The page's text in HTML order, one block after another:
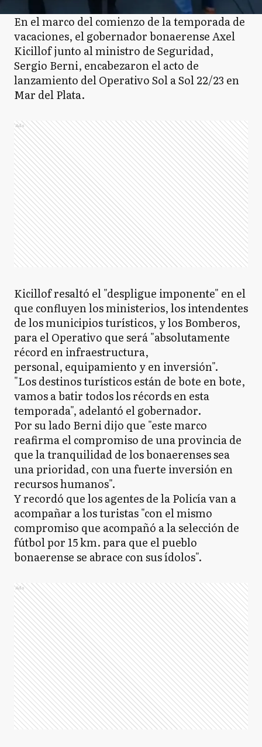
En el marco del comienzo de la temporada de
vacaciones, el gobernador bonaerense Axel
Kicillof junto al ministro de Seguridad,
Sergio Berni, encabezaron el acto de
lanzamiento del Operativo Sol a Sol 22/23 en
Mar del Plata.
Ads
Kicillof resaltó el "despligue imponente" en el
que confluyen los ministerios, los intendentes
de los municipios turísticos, y los Bomberos,
para el Operativo que será "absolutamente
récord en infraestructura,
personal, equipamiento y en inversión".
"Los destinos turísticos están de bote en bote,
vamos a batir todos los récords en esta
temporada", adelantó el gobernador.
Por su lado Berni dijo que "este marco
reafirma el compromiso de una provincia de
que la tranquilidad de los bonaerenses sea
una prioridad, con una fuerte inversión en
recursos humanos".
Y recordó que los agentes de la Policía van a
acompañar a los turistas "con el mismo
compromiso que acompañó a la selección de
fútbol por 15 km. para que el pueblo
bonaerense se abrace con sus ídolos".
Ads